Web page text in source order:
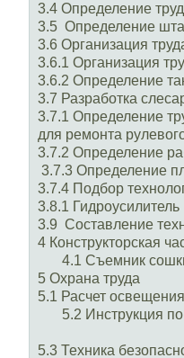
3.4 Определение
3.5 Определение
3.6 Организация
3.6.1 Организация
3.6.2 Определение
3.7 Разработка
3.7.1 Определение
для ремонта
3.7.2 Определение
3.7.3 Определение
3.7.4 Подбор
3.8.1
3.9 Составление
4 Конструкторская
4.1 Съемник
5 Охрана труда
5.1 Расчет
5.2 Инструкция
5.3 Техника